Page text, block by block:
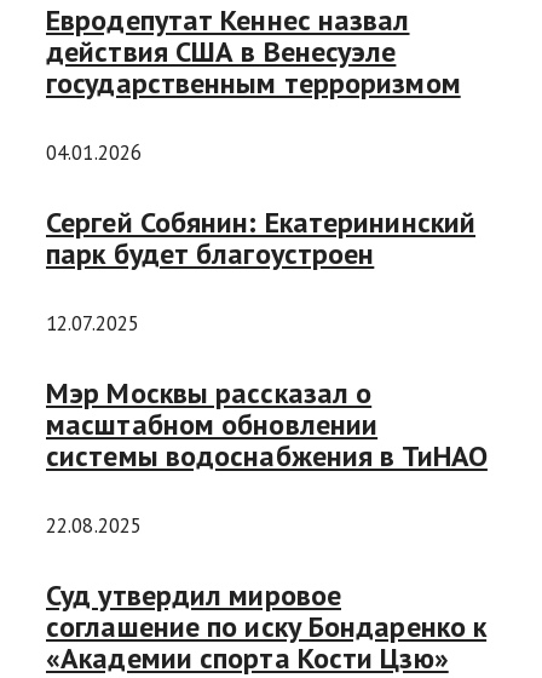
Евродепутат Кеннес назвал
действия США в Венесуэле
государственным терроризмом
04.01.2026
Сергей Собянин: Екатерининский
парк будет благоустроен
12.07.2025
Мэр Москвы рассказал о
масштабном обновлении
системы водоснабжения в ТиНАО
22.08.2025
Суд утвердил мировое
соглашение по иску Бондаренко к
«Академии спорта Кости Цзю»